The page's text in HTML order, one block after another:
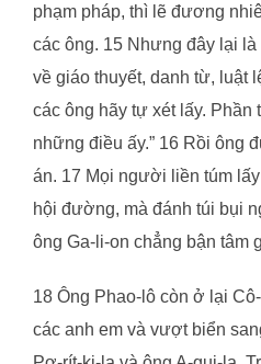
phạm pháp, thì lẽ đương
các ông. 15 Nhưng đây lại
về giáo thuyết, danh từ, luật
các ông hãy tự xét lấy. Phần
những điều ấy.” 16 Rồi ông
án. 17 Mọi người liền túm
hội đường, mà đánh túi bụi
ông Ga-li-on chẳng bận tâm
18 Ông Phao-lô còn ở lại
các anh em và vượt biển